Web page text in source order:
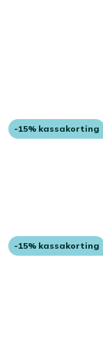
-15% kassakorting
-15% kassakorting